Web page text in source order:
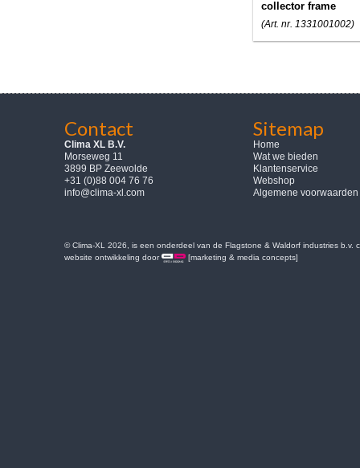
collector frame
(Art. nr. 1331001002)
Contact
Clima XL B.V.
Morseweg 11
3899 BP Zeewolde
+31 (0)88 004 76 76
info@clima-xl.com
Sitemap
Home
Wat we bieden
Klantenservice
Webshop
Algemene voorwaarden
© Clima-XL 2026, is een onderdeel van de Flagstone & Waldorf industries b.v.
website ontwikkeling door
[marketing & media concepts]